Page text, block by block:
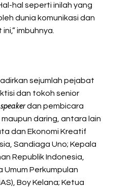
hal seperti inilah yang
dunia komunikasi dan
imbuhnya.
sejumlah pejabat
dan tokoh senior
dan pembicara
daring, antara lain
dan Ekonomi Kreatif
Sandiaga Uno; Kepala
Republik Indonesia,
Umum Perkumpulan
Boy Kelana; Ketua